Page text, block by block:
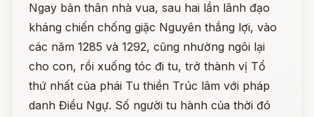
Ngay bản thân nhà vua, sau hai lần lãnh đạo
kháng chiến chống giặc Nguyên thắng lợi, vào
các năm 1285 và 1292, cũng nhường ngôi lại
cho con, rồi xuống tóc đi tu, trở thành vị Tổ
thứ nhất của phái Tu thiền Trúc lâm với pháp
danh Điều Ngự. Số người tu hành của thời đó